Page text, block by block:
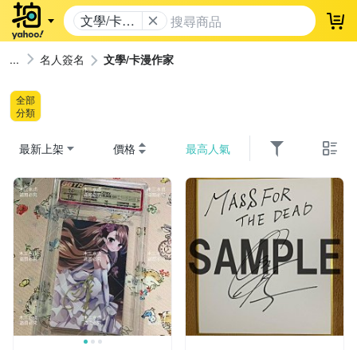
文學/卡漫
作家
登
名人簽名 文學/卡漫作家
全部
分類
最新上架 價格 最高人氣